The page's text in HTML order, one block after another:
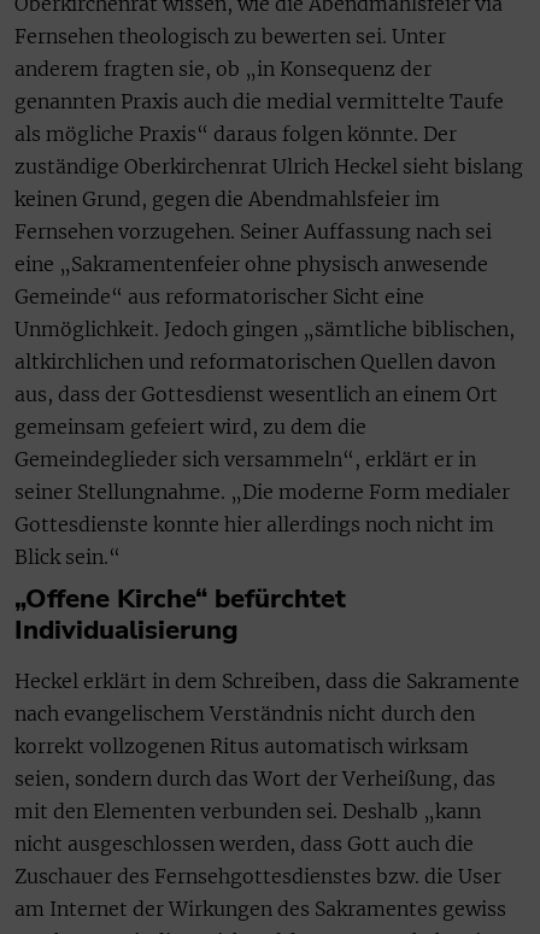
Fernsehen theologisch zu bewerten sei. Unter
anderem fragten sie, ob „in Konsequenz der
genannten Praxis auch die medial vermittelte Taufe
als mögliche Praxis“ daraus folgen könnte. Der
zuständige Oberkirchenrat Ulrich Heckel sieht bislang
keinen Grund, gegen die Abendmahlsfeier im
Fernsehen vorzugehen. Seiner Auffassung nach sei
eine „Sakramentenfeier ohne physisch anwesende
Gemeinde“ aus reformatorischer Sicht eine
Unmöglichkeit. Jedoch gingen „sämtliche biblischen,
altkirchlichen und reformatorischen Quellen davon
aus, dass der Gottesdienst wesentlich an einem Ort
gemeinsam gefeiert wird, zu dem die
Gemeindeglieder sich versammeln“, erklärt er in
seiner Stellungnahme. „Die moderne Form medialer
Gottesdienste konnte hier allerdings noch nicht im
Blick sein.“
„Offene Kirche“ befürchtet
Individualisierung
Heckel erklärt in dem Schreiben, dass die Sakramente
nach evangelischem Verständnis nicht durch den
korrekt vollzogenen Ritus automatisch wirksam
seien, sondern durch das Wort der Verheißung, das
mit den Elementen verbunden sei. Deshalb „kann
nicht ausgeschlossen werden, dass Gott auch die
Zuschauer des Fernsehgottesdienstes bzw. die User
am Internet der Wirkungen des Sakramentes gewiss